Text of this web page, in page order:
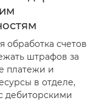
обработка счетов
штрафов за
платежи и
в отделе,
дебиторскими